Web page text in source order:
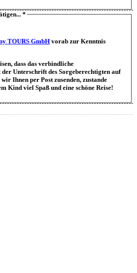
*
TOURS GmbHvorab zur Kenntnis
dass das verbindliche
Unterschrift des Sorgeberechtigten auf
Ihnen per Post zusenden, zustande
Kind viel Spaß und eine schöne Reise!